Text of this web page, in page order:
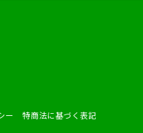
ー 特商法に基づく表記